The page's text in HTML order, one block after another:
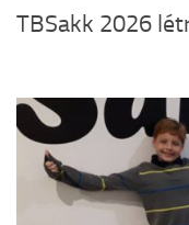
TBSakk 2026